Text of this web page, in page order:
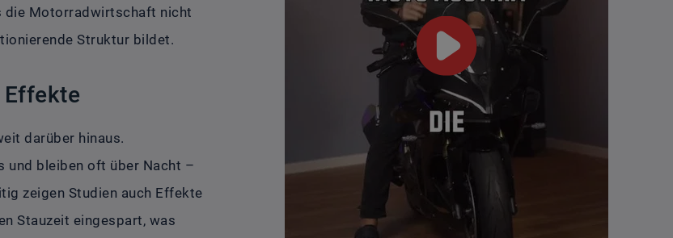
die Motorradwirtschaft nicht
Struktur bildet.
darüber hinaus.
und bleiben oft über Nacht –
zeigen Studien auch Effekte
Stauzeit eingespart, was